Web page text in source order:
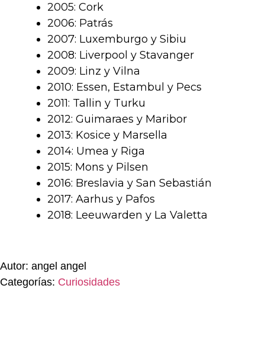
2005: Cork
2006: Patrás
2007: Luxemburgo y Sibiu
2008: Liverpool y Stavanger
2009: Linz y Vilna
2010: Essen, Estambul y Pecs
2011: Tallin y Turku
2012: Guimaraes y Maribor
2013: Kosice y Marsella
2014: Umea y Riga
2015: Mons y Pilsen
2016: Breslavia y San Sebastián
2017: Aarhus y Pafos
2018: Leeuwarden y La Valetta
Autor: angel angel
Categorías: Curiosidades